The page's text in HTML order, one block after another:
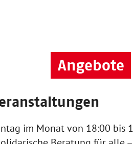
Angebote
im Monat von 18:00 bis